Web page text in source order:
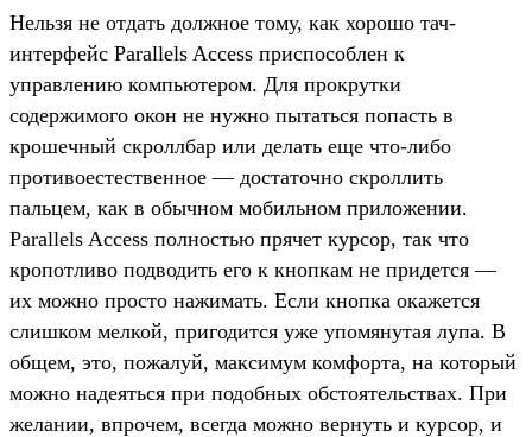
Нельзя не отдать должное тому, как хорошо тач-
интерфейс Parallels Access приспособлен к
управлению компьютером. Для прокрутки
содержимого окон не нужно пытаться попасть в
крошечный скроллбар или делать еще что-либо
противоестественное — достаточно скроллить
пальцем, как в обычном мобильном приложении.
Parallels Access полностью прячет курсор, так что
кропотливо подводить его к кнопкам не придется —
их можно просто нажимать. Если кнопка окажется
слишком мелкой, пригодится уже упомянутая лупа. В
общем, это, пожалуй, максимум комфорта, на который
можно надеяться при подобных обстоятельствах. При
желании, впрочем, всегда можно вернуть и курсор, и